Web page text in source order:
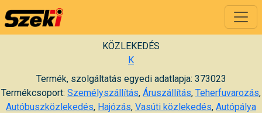
KÖZLEKEDÉS
K
Termék, szolgáltatás egyedi adatlapja: 373023
Termékcsoport: Személyszállítás, Áruszállítás, Teherfuvarozás,
Autóbuszközlekedés, Hajózás, Vasúti közlekedés, Autópálya